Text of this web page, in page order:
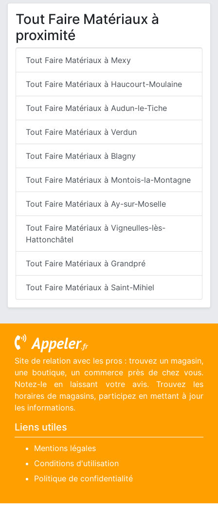
Tout Faire Matériaux à
proximité
Tout Faire Matériaux à Mexy
Tout Faire Matériaux à Haucourt-Moulaine
Tout Faire Matériaux à Audun-le-Tiche
Tout Faire Matériaux à Verdun
Tout Faire Matériaux à Blagny
Tout Faire Matériaux à Montois-la-Montagne
Tout Faire Matériaux à Ay-sur-Moselle
Tout Faire Matériaux à Vigneulles-lès-
Hattonchâtel
Tout Faire Matériaux à Grandpré
Tout Faire Matériaux à Saint-Mihiel
Appeler.fr
Site de relation avec les pros : trouvez un magasin,
une boutique, un commerce près de chez vous.
Notez-le en laissant votre avis. Trouvez les
horaires de magasins, participez en mettant à jour
les informations.
Liens utiles
Mentions légales
Conditions d'utilisation
Politique de confidentialité